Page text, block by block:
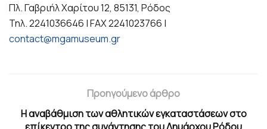
Πλ. Γαβριήλ Χαρίτου 12, 85131, Ρόδος
Τηλ. 2241036646 | FAX 2241023766 |
contact@mgamuseum.gr
Προηγούμενο άρθρο
Η αναβάθμιση των αθλητικών εγκαταστάσεων στο